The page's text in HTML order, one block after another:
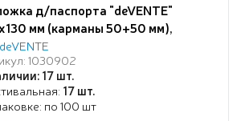
д/паспорта "deVENTE"
мм (карманы 50+50 мм),
ПВХ 120 мкм
deVENTE
1030902
17 шт.
17 шт.
по 100 шт